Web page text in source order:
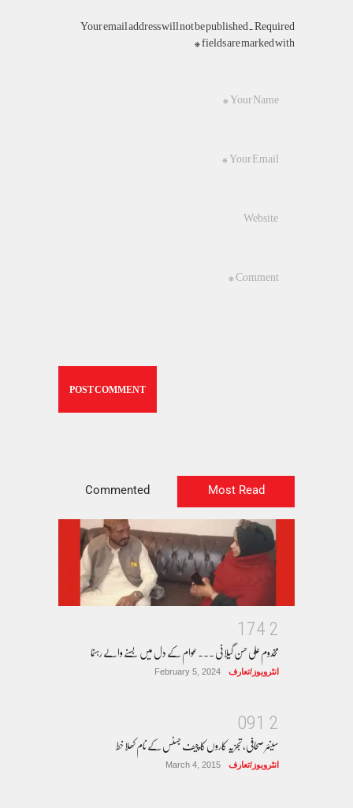
Your email address will not be published. Required
fields are marked with *
Most Read
Commented
2
4
7
1
مخدوم علی حسن گیلانی ۔۔۔عوام کے دل میں بسنے والے رہنما
انٹرویوز/تعارف February 5, 2024
2
1
9
0
سینئر صحافی، تجزیہ کاروں کا چیف جسٹس کے نام کھلا خط
انٹرویوز/تعارف March 4, 2015